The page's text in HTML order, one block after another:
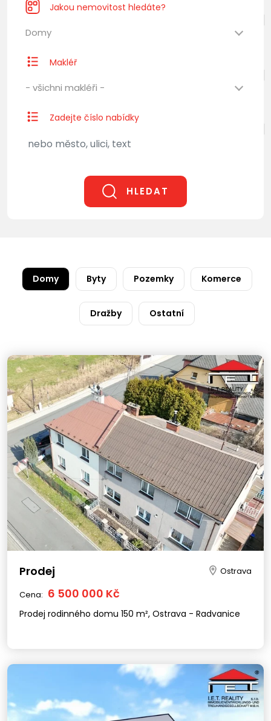
Jakou nemovitost hledáte?
Domy
Makléř
- všichni makléři -
Zadejte číslo nabídky
HLEDAT
Domy Byty Pozemky Komerce
Dražby Ostatní
Prodej Ostrava
Cena: 6 500 000 Kč
Prodej rodinného domu 150 m², Ostrava - Radvanice